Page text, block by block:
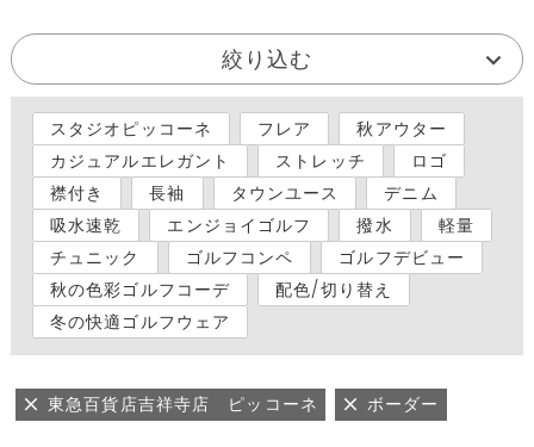
絞り込む
スタジオピッコーネ フレア
秋アウター
カジュアルエレガント
ストレッチ
ロゴ
襟付き
長袖 タウンユース
デニム
吸水速乾
エンジョイゴルフ 撥水
軽量
チュニック
ゴルフコンペ
ゴルフデビュー
秋の色彩ゴルフコーデ
配色/切り替え
冬の快適ゴルフウェア
東急百貨店吉祥寺店 ピッコーネ ボーダー